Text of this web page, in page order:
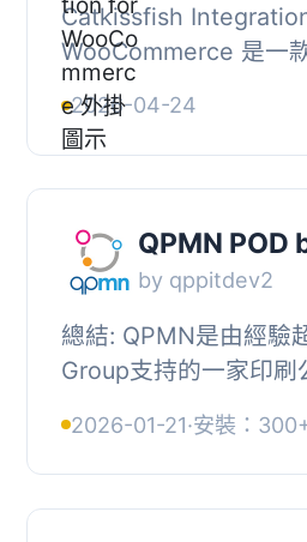
Catkissfish
WooCommerce 是一
計的外掛，幫助用戶輕
訂產品，快速啟動按需
務，並簡化整個生產和
2026-04-24
QPMN POD
by qppitdev2
總結: QPMN是由經驗
Group支持的一家印刷
了電子商務平台的限制
同設計和日期的...
2026-01-21·安裝：